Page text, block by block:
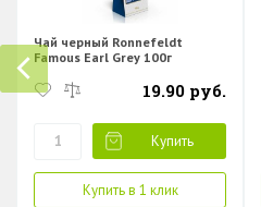
Чай черный Ronnefeldt
Famous Earl Grey 100г
19.90 руб.
Купить
Купить в 1 клик